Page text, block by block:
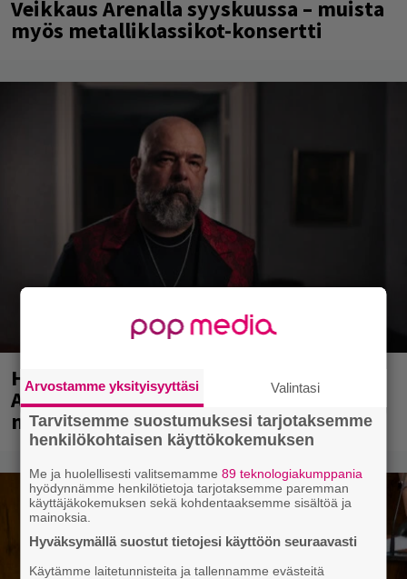
Veikkaus Arenalla syyskuussa – muista
myös metalliklassikot-konsertti
Huomenna se ilmestyy – CMX:stä tutun
A.W. Yrjänän uutuusalbumi om
mammuttimainen kokonaisuus
Arvostamme yksityisyyttäsi Valintasi
Tarvitsemme suostumuksesi tarjotaksemme
henkilökohtaisen käyttökokemuksen
Me ja huolellisesti valitsemamme89 teknologiakumppania
hyödynnämme henkilötietoja tarjotaksemme paremman
käyttäjäkokemuksen sekä kohdentaaksemme sisältöä ja
mainoksia.
Hyväksymällä suostut tietojesi käyttöön seuraavasti
Käytämme laitetunnisteita ja tallennamme evästeitä